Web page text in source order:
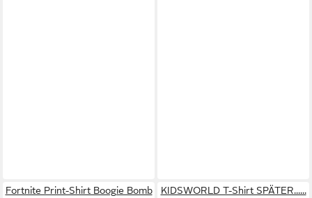
Fortnite Print-Shirt Boogie Bomb
KIDSWORLD T-Shirt SPÄTER......